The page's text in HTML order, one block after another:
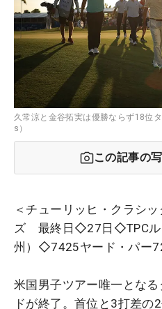
久常涼と金谷拓実は優勝ならず18位
s）
この記事の
＜チューリッヒ・クラシ
ズ 最終日◇27日◇TPCル
州）◇7425ヤード・パー
米国男子ツアー唯一とな
ドが終了。首位と3打差の